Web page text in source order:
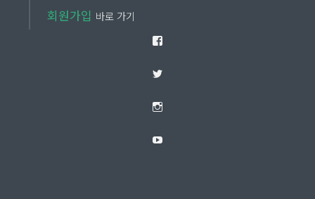
회원가입 바로 가기
Facebook
Twitter
Instagram
YouTube